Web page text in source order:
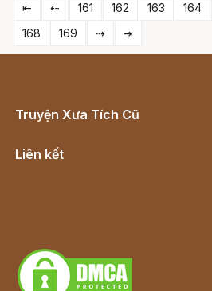
⇤ ⇠ 161 162 163 164
168
169 ⇢ ⇥
Truyện Xưa Tích Cũ
Liên kết